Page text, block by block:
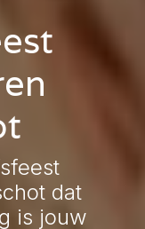
dat
is jouw